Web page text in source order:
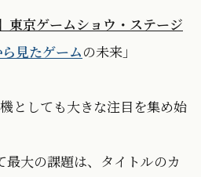
東京ゲームショウ・ステージ
見たゲームの未来」
としても大きな注目を集め始
大の課題は、タイトルのカ